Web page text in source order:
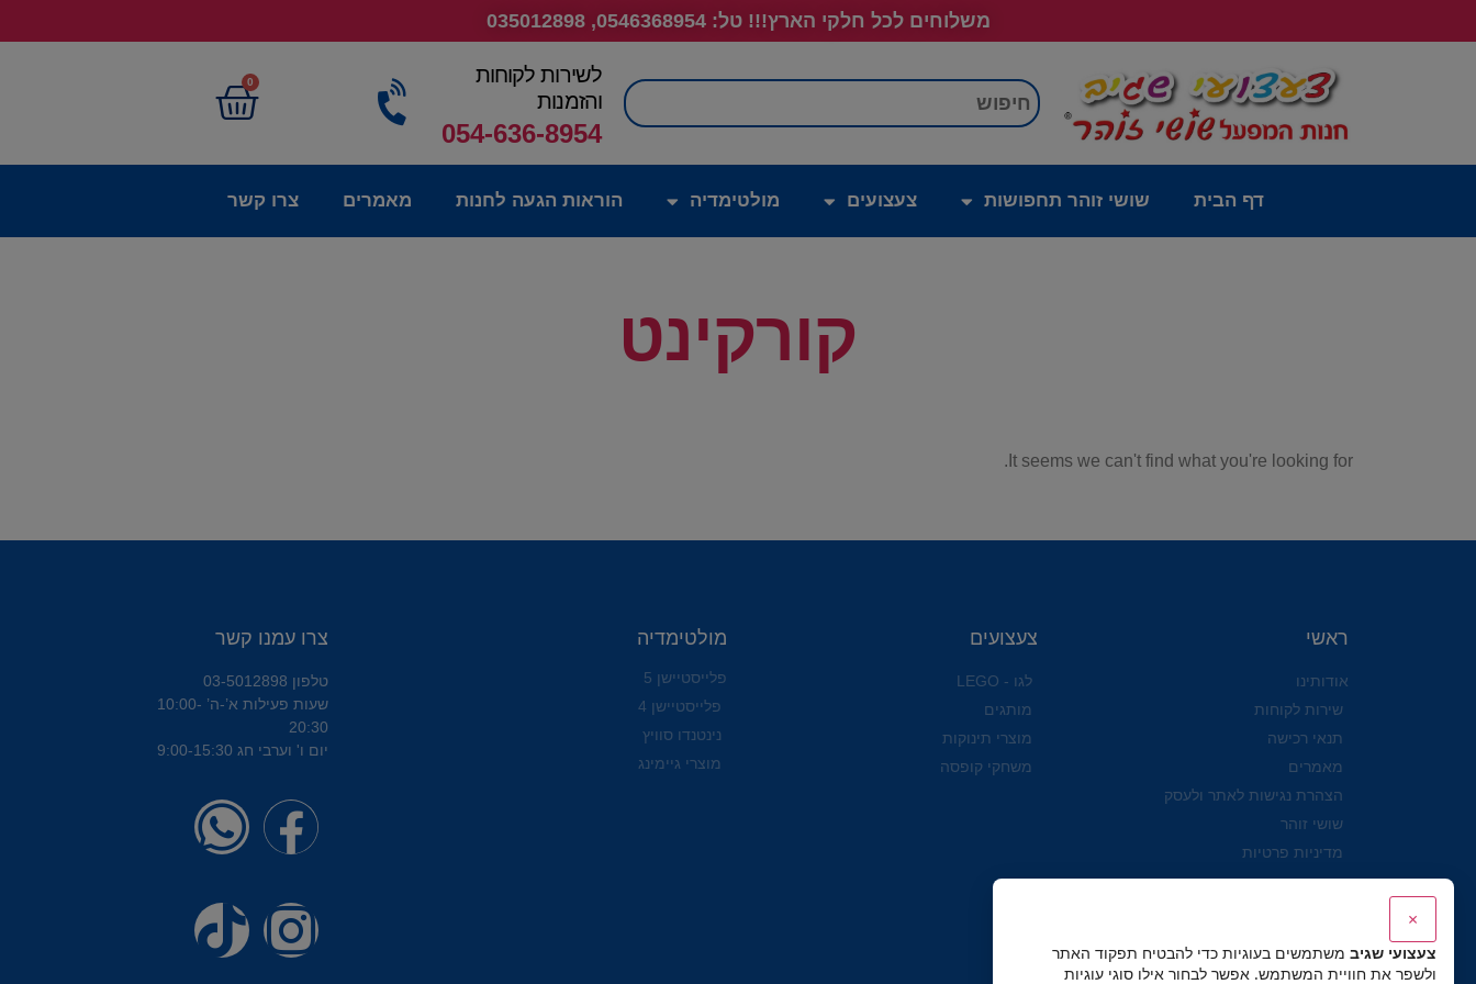
משלוחים לכל חלקי הארץ!!! טל: 0546368954, 035012898
חיפוש
לשירות לקוחות
והזמנות
054-636-8954
0
דף הבית שושי זוהר תחפושות צעצועים מולטימדיה הוראות הגעה לחנות מאמרים צרו קשר
קורקינט
It seems we can't find what you're looking for.
ראשי
אודותינו
שירות לקוחות
תנאי רכישה
מאמרים
הצהרת נגישות לאתר ולעסק
שושי זוהר
מדיניות פרטיות
צעצועים
לגו - LEGO
מותגים
מוצרי תינוקות
משחקי קופסה
מולטימדיה
פלייסטיישן 5
פלייסטיישן 4
נינטנדו סוויץ
מוצרי גיימינג
צרו עמנו קשר
טלפון 03-5012898
שעות פעילות א’-ה’ 10:00-
20:30
יום ו' וערבי חג 9:00-15:30
×
צעצועי שגיב משתמשים בעוגיות כדי להבטיח תפקוד האתר
ולשפר את חוויית המשתמש. אפשר לבחור אילו סוגי עוגיות